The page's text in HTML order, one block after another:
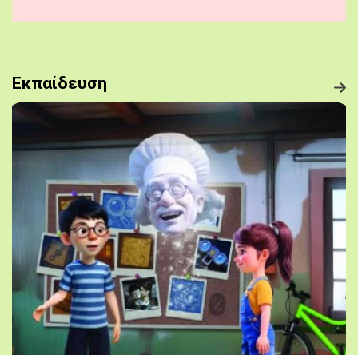
Εκπαίδευση